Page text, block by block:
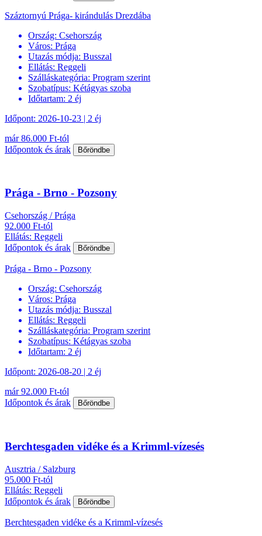
Száztornyú Prága- kirándulás Drezdába
Ország: Csehország
Város: Prága
Utazás módja: Busszal
Ellátás: Reggeli
Szálláskategória: Program szerint
Szobatípus: Kétágyas szoba
Időtartam: 2 éj
Időpont: 2026-10-23 | 2 éj
már 86.000 Ft-tól
Időpontok és árak
Bőröndbe
Prága - Brno - Pozsony
Csehország / Prága
92.000 Ft-tól
Ellátás: Reggeli
Időpontok és árak
Bőröndbe
Prága - Brno - Pozsony
Ország: Csehország
Város: Prága
Utazás módja: Busszal
Ellátás: Reggeli
Szálláskategória: Program szerint
Szobatípus: Kétágyas szoba
Időtartam: 2 éj
Időpont: 2026-08-20 | 2 éj
már 92.000 Ft-tól
Időpontok és árak
Bőröndbe
Berchtesgaden vidéke és a Krimml-vízesés
Ausztria / Salzburg
95.000 Ft-tól
Ellátás: Reggeli
Időpontok és árak
Bőröndbe
Berchtesgaden vidéke és a Krimml-vízesés